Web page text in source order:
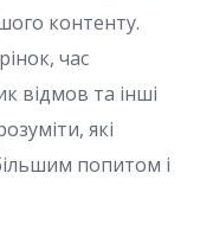
контенту.
час
відмов та інші
які
попитом і